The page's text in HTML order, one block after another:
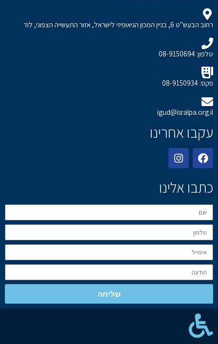
רחוב הבעש"ט 6, בניין המכון הגיאופיזי לישראל, אזור התעשייה הצפוני, לוד
טלפון: 08-9150694
פקס: 08-9150934
igud@isralpa.org.il
עקבו אחרינו
כתבו אלינו
שליחה